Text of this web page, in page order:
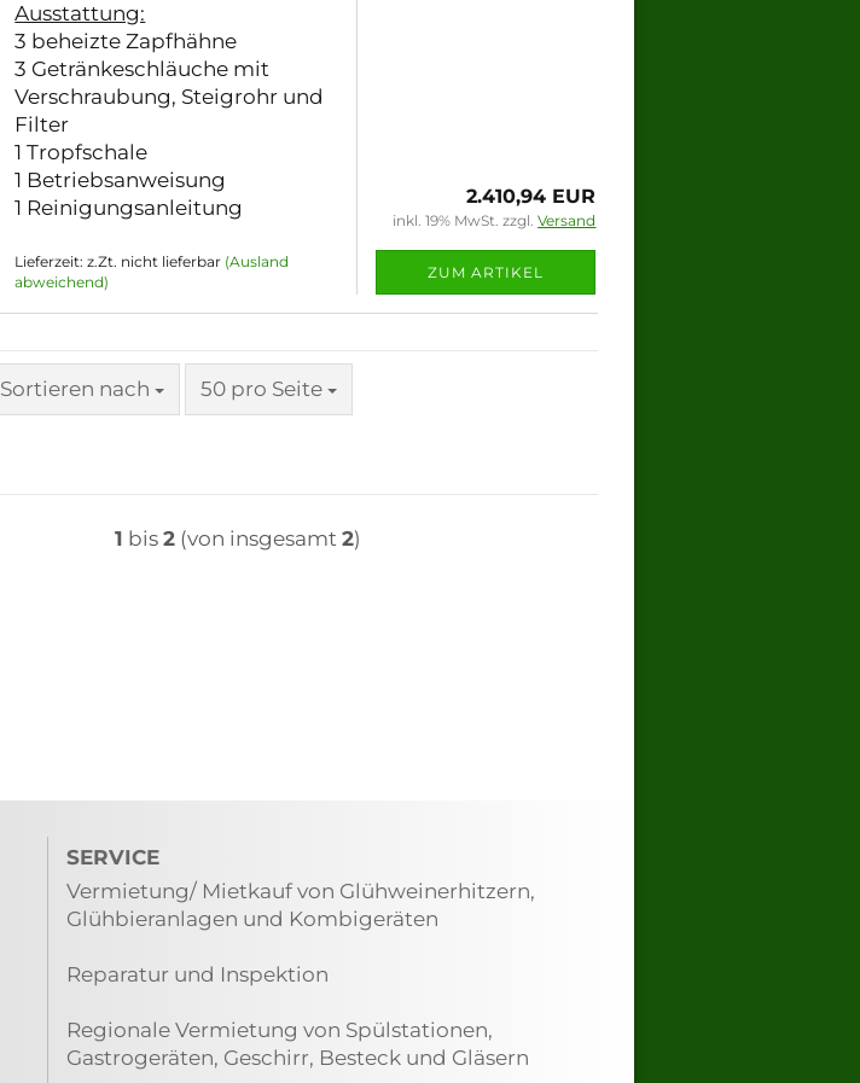
Ausstattung:
3 beheizte Zapfhähne
3 Getränkeschläuche mit
Verschraubung, Steigrohr und
Filter
1 Tropfschale
1 Betriebsanweisung
1 Reinigungsanleitung
Lieferzeit: z.Zt. nicht lieferbar (Ausland
abweichend)
2.410,94 EUR
inkl. 19% MwSt. zzgl.Versand
ZUM ARTIKEL
Sortieren nach
Sortieren nach 50 pro Seite
pro Seite
1 bis 2(von insgesamt 2)
SERVICE
Vermietung/ Mietkauf von Glühweinerhitzern,
Glühbieranlagen und Kombigeräten
Reparatur und Inspektion
Regionale Vermietung von Spülstationen,
Gastrogeräten, Geschirr, Besteck und Gläsern